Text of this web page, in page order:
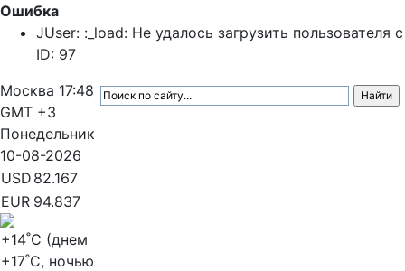
Ошибка
JUser: :_load: Не удалось загрузить пользователя с
ID: 97
Москва 17:48
GMT +3
Понедельник
10-08-2026
USD 82.167
EUR 94.837
+14˚C (днем
+17˚C, ночью